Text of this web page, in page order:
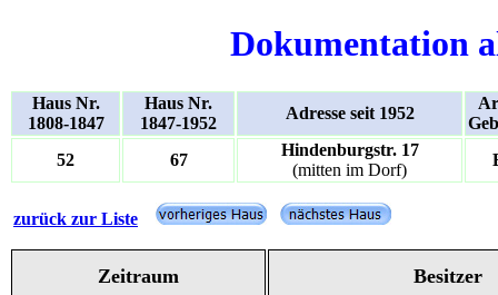
Dokumentation
Haus Nr.
1808-1847
Haus Nr.
1847-1952
Adresse seit 1952
52
67
Hindenburgstr. 17
(mitten im Dorf)
zurück zur Liste
Zeitraum Besitzer